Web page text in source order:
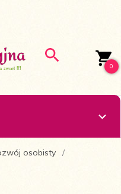
0
osobisty